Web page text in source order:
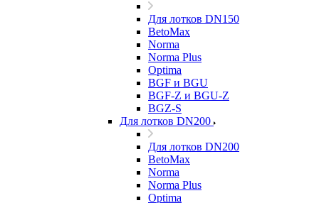
Для лотков DN150
BetoMax
Norma
Norma Plus
Optima
BGF и BGU
BGF-Z и BGU-Z
BGZ-S
Для лотков DN200
Для лотков DN200
BetoMax
Norma
Norma Plus
Optima